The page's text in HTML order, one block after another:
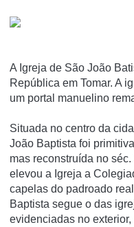
A Igreja de São João
República em Tomar. A
um portal manuelino
Situada no centro da
João Baptista foi
mas reconstruída no
elevou a Igreja a
capelas do padroado
Baptista segue o das
evidenciadas no